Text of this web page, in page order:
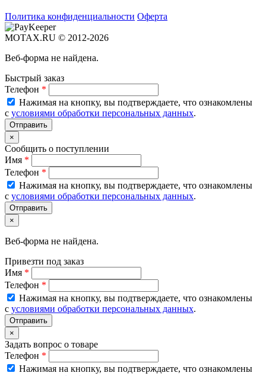
Политика конфиденциальности Оферта
MOTAX.RU © 2012-2026
Веб-форма не найдена.
Быстрый заказ
Телефон *
Нажимая на кнопку, вы подтверждаете, что ознакомлены
с условиями обработки персональных данных.
×
Сообщить о поступлении
Имя *
Телефон *
Нажимая на кнопку, вы подтверждаете, что ознакомлены
с условиями обработки персональных данных.
×
Веб-форма не найдена.
Привезти под заказ
Имя *
Телефон *
Нажимая на кнопку, вы подтверждаете, что ознакомлены
с условиями обработки персональных данных.
×
Задать вопрос о товаре
Телефон *
Нажимая на кнопку, вы подтверждаете, что ознакомлены